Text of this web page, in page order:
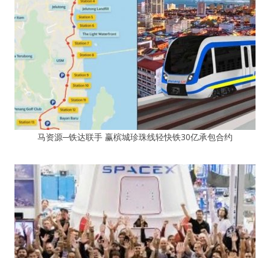
马资源─铁达联手 赢槟城珍珠线轻快铁30亿承包合约